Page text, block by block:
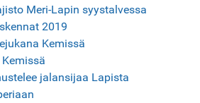
Meri-Lapin syystalvessa
2019
Kemissä
jalansijaa Lapista